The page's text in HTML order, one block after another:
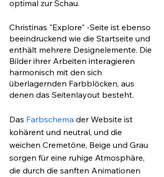
optimal zur Schau.
Christinas "Explore" -Seite ist ebenso
beeindruckend wie die Startseite und
enthält mehrere Designelemente. Die
Bilder ihrer Arbeiten interagieren
harmonisch mit den sich
überlagernden Farbblöcken, aus
denen das Seitenlayout besteht.
Das Farbschema der Website ist
kohärent und neutral, und die
weichen Cremetöne, Beige und Grau
sorgen für eine ruhige Atmosphäre,
die durch die sanften Animationen